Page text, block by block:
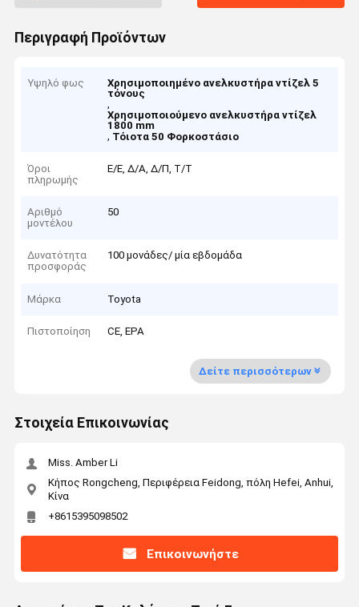
Περιγραφή Προϊόντων
Υψηλό φως
Χρησιμοποιημένο ανελκυστήρα ντίζελ 5
τόνους
,
Χρησιμοποιούμενο ανελκυστήρα ντίζελ
1800 mm
, Τόιοτα 50 Φορκοστάσιο
Όροι
πληρωμής
Ε/Ε, Δ/Α, Δ/Π, Τ/Τ
Αριθμό
μοντέλου
50
Δυνατότητα
προσφοράς
100 μονάδες/ μία εβδομάδα
Μάρκα Toyota
Πιστοποίηση CE, EPA
Δείτε περισσότερων
Στοιχεία Επικοινωνίας
Miss. Amber Li
Κήπος Rongcheng, Περιφέρεια Feidong, πόλη Hefei, Anhui,
Κίνα
+8615395098502
Επικοινωνήστε